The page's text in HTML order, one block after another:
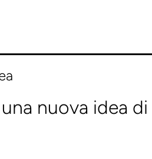
nuova idea di